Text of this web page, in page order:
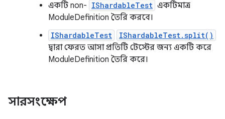
একটি non- IShardableTest একটিমাত্র
ModuleDefinition তৈরি করবে।
IShardableTest IShardableTest.split()
দ্বারা ফেরত আসা প্রতিটি টেস্টের জন্য একটি করে
ModuleDefinition তৈরি করে।
সারসংক্ষেপ